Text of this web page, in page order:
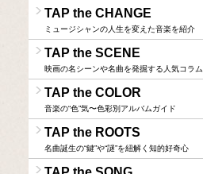
TAP the CHANGE
ミュージシャンの人生を変えた音楽を紹介
TAP the SCENE
映画の名シーンや名曲を発掘する人気コラム
TAP the COLOR
音楽の“色”気〜色彩別アルバムガイド
TAP the ROOTS
名曲誕生の“鍵”や“謎”を紐解く知的好奇心